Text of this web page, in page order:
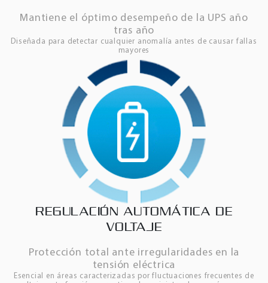
Mantiene el óptimo desempeño de la UPS año
tras año
Diseñada para detectar cualquier anomalía antes de causar fallas
mayores
REGULACIÓN AUTOMÁTICA DE
VOLTAJE
Protección total ante irregularidades en la
tensión eléctrica
Esencial en áreas caracterizadas por fluctuaciones frecuentes de